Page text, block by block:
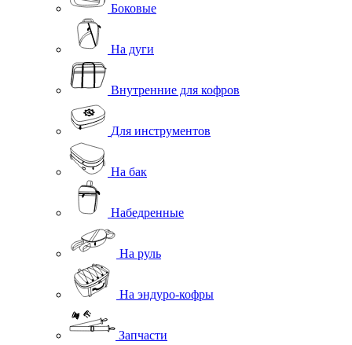
Боковые
На дуги
Внутренние для кофров
Для инструментов
На бак
Набедренные
На руль
На эндуро-кофры
Запчасти